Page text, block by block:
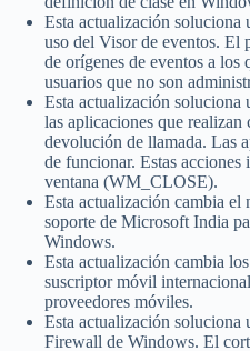
Esta actualización soluciona
uso del Visor de eventos. El
de orígenes de eventos a los
usuarios que no son
Esta actualización soluciona
las aplicaciones que realizan
devolución de llamada. Las
de funcionar. Estas acciones
ventana (WM_CLOSE).
Esta actualización cambia el
soporte de Microsoft India
Windows.
Esta actualización cambia
suscriptor móvil
proveedores móviles.
Esta actualización soluciona
Firewall de Windows. El